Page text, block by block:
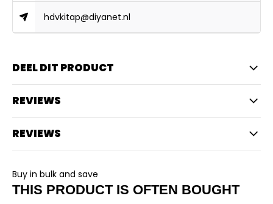
hdvkitap@diyanet.nl
DEEL DIT PRODUCT
REVIEWS
REVIEWS
Buy in bulk and save
THIS PRODUCT IS OFTEN BOUGHT